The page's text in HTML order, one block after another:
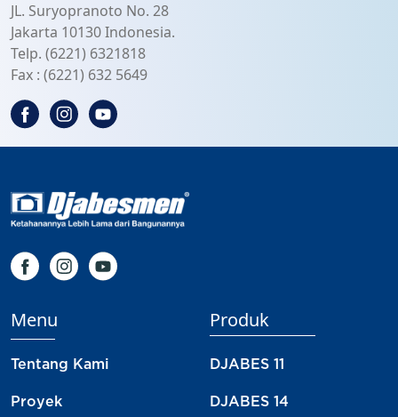
JL. Suryopranoto No. 28
Jakarta 10130 Indonesia.
Telp. (6221) 6321818
Fax : (6221) 632 5649
Menu
Tentang Kami
Proyek
Produk
DJABES 11
DJABES 14